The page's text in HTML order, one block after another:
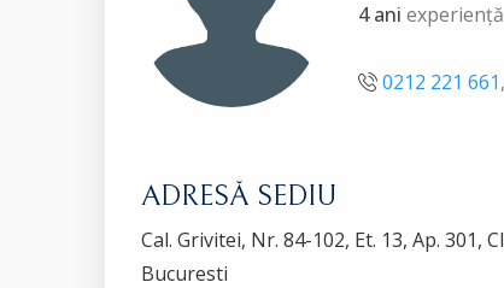
4 ani experiență
0212 221 661,
ADRESĂ SEDIU
Cal. Grivitei, Nr. 84-102, Et. 13, Ap. 301,
Bucuresti